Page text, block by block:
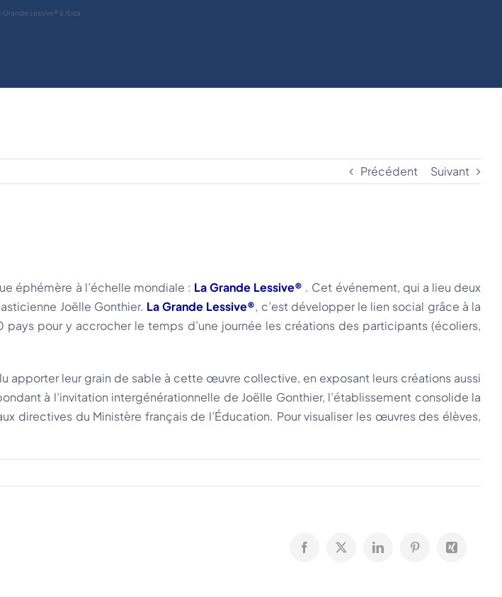
Grande Lessive® à Ibiza
Précédent Suivant
éphémère à l’échelle mondiale : La Grande Lessive® . Cet événement, qui a lieu deux
Joëlle Gonthier. La Grande Lessive®, c’est développer le lien social grâce à la
pour y accrocher le temps d’une journée les créations des participants (écoliers,
apporter leur grain de sable à cette œuvre collective, en exposant leurs créations aussi
à l’invitation intergénérationnelle de Joëlle Gonthier, l’établissement consolide la
directives du Ministère français de l’Éducation. Pour visualiser les œuvres des élèves,
Facebook
X LinkedInPinterestXing